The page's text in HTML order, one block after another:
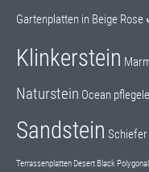
Gartenplatten in Beige Rose
Klinkerstein
Naturstein Ocean
Sandstein Schiefer
Terrassenplatten Desert Black Polygonal